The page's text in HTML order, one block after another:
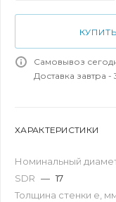
Самовывоз
Доставка завтра -
ХАРАКТЕРИСТИКИ
Номинальный
SDR — 17
Толщина стенки e,